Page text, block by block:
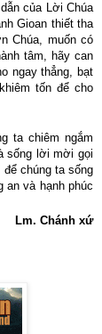
của Lời Chúa
Gioan thiết tha
Chúa, muốn có
tâm, hãy can
ngay thẳng, bạt
tốn để cho
ta chiêm ngắm
sống lời mời gọi
chúng ta sống
an và hạnh phúc
Lm. Chánh xứ